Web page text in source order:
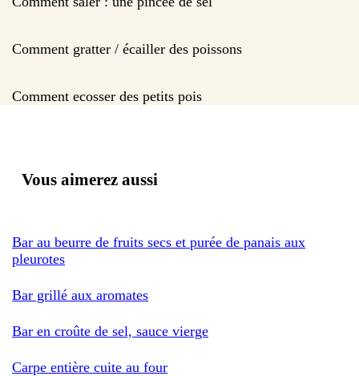
Comment gratter / écailler des poissons
Comment ecosser des petits pois
Vous aimerez aussi
Bar au beurre de fruits secs et purée de panais aux
pleurotes
Bar grillé aux aromates
Bar en croûte de sel, sauce vierge
Carpe entière cuite au four